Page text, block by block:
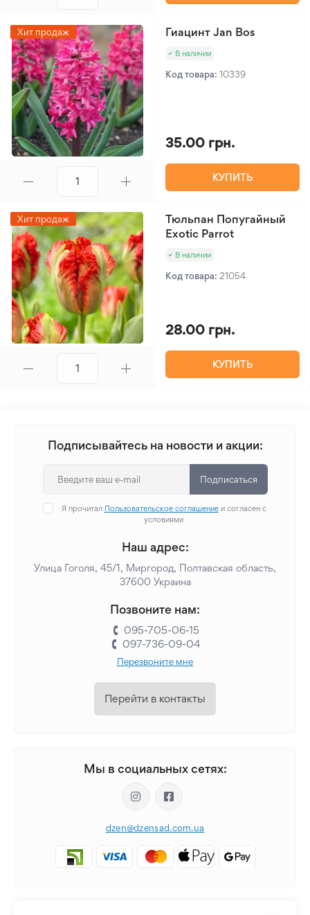
Хит продаж Гиацинт Jan Bos
В наличии
Код товара: 10339
35.00 грн.
КУПИТЬ
Хит продаж
Тюльпан Попугайный
Exotic Parrot
В наличии
Код товара: 21054
28.00 грн.
КУПИТЬ
Подписывайтесь на новости и акции:
Подписаться
Я прочитал Пользовательское соглашениеи согласен с
условиями
Наш адрес:
Улица Гоголя, 45/1, Миргород, Полтавская область,
37600 Украина
Позвоните нам:
095-705-06-15
097-736-09-04
Перезвоните мне
Перейти в контакты
Мы в социальных сетях:
dzen@dzensad.com.ua